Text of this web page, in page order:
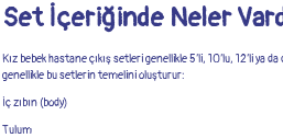
Set İçeriğinde Neler
Kız bebek hastane çıkış setleri genellikle 5’li, 10’lu, 12’li ya
genellikle bu setlerin temelini oluşturur:
İç zıbın (body)
Tulum